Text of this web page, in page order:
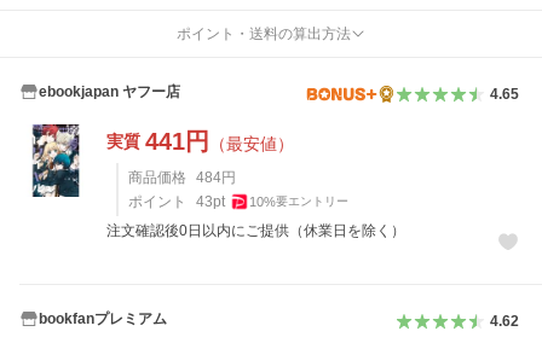
ポイント・送料の算出方法
ebookjapan ヤフー店 4.65
実質 441円 （最安値）
商品価格 484円
ポイント
43pt 10%要エントリー
注文確認後0日以内にご提供（休業日を除く）
bookfanプレミアム 4.62